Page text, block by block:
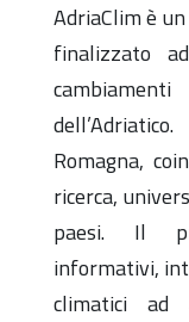
AdriaClim è
finalizzato
Romagna,
ricerca,
paesi. Il
informativi,
climatici ad